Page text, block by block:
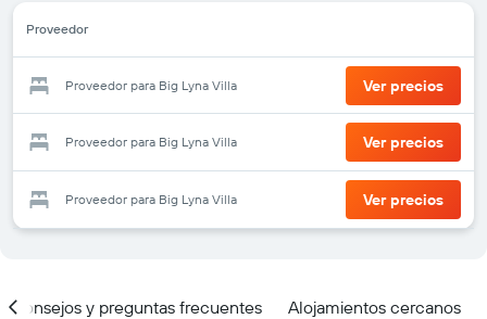
Proveedor
Proveedor para Big Lyna Villa Ver precios
Proveedor para Big Lyna Villa Ver precios
Proveedor para Big Lyna Villa Ver precios
Consejos y preguntas frecuentes Alojamientos cercanos